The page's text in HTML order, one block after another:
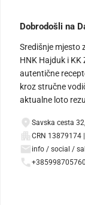
Dobrodošli na
Središnje mjesto
HNK Hajduk i
autentične
kroz stručne
aktualne loto
Savska cesta
CRN 13879174 |
info / social /
+385998705760